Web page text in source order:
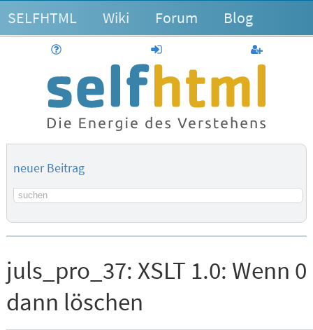
SELFHTML Wiki Forum Blog
anmelden
neuer Beitrag
Suchbegriff
juls_pro_37: XSLT 1.0: Wenn 0
dann löschen